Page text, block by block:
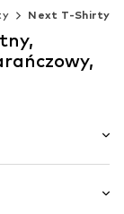
Next T-Shirty